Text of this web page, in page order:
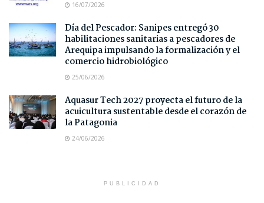
16/07/2026
Día del Pescador: Sanipes entregó 30
habilitaciones sanitarias a pescadores de
Arequipa impulsando la formalización y el
comercio hidrobiológico
25/06/2026
Aquasur Tech 2027 proyecta el futuro de la
acuicultura sustentable desde el corazón de
la Patagonia
24/06/2026
PUBLICIDAD